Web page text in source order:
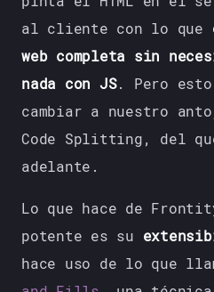
al cliente con lo que
web completa sin
nada con JS. Pero esto
cambiar a nuestro
Code Splitting, del
adelante.
Lo que hace de
potente es su
hace uso de lo que